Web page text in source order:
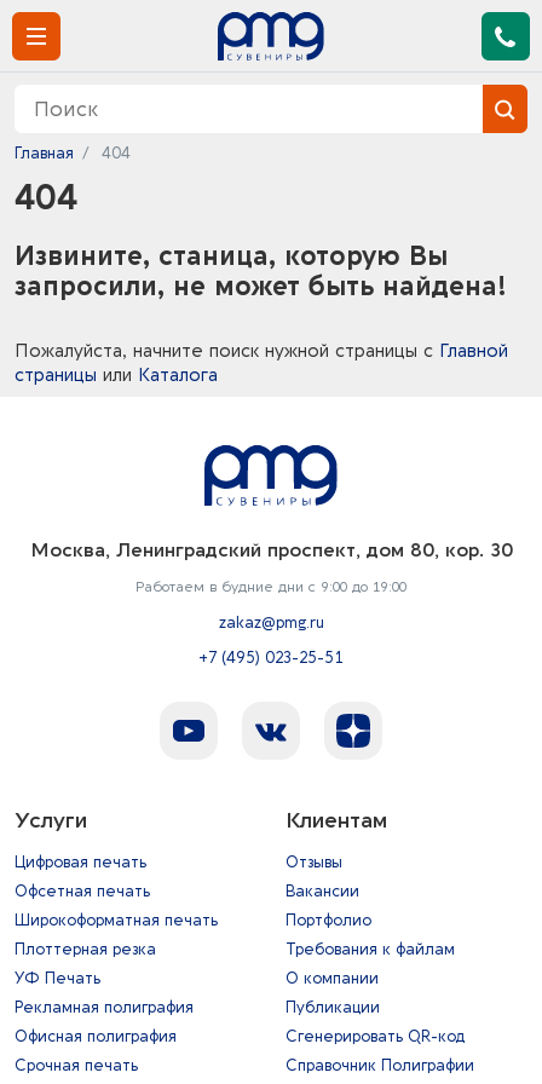
Главная 404
404
Извините, станица, которую Вы
запросили, не может быть найдена!
Пожалуйста, начните поиск нужной страницы с Главной
страницы или Каталога
Москва, Ленинградский проспект, дом 80, кор. 30
Работаем в будние дни с 9:00 до 19:00
zakaz@pmg.ru
+7 (495) 023-25-51
Услуги
Цифровая печать
Офсетная печать
Широкоформатная печать
Плоттерная резка
УФ Печать
Рекламная полиграфия
Офисная полиграфия
Срочная печать
Клиентам
Отзывы
Вакансии
Портфолио
Требования к файлам
О компании
Публикации
Сгенерировать QR-код
Справочник Полиграфии